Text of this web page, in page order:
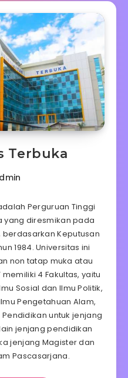
Terbuka
Perguruan Tinggi
yang diresmikan pada
Keputusan
1984. Universitas ini
non tatap muka atau
4 Fakultas, yaitu
Sosial dan Ilmu Politik,
Pengetahuan Alam,
untuk jenjang
jenjang pendidikan
jenjang Magister dan
Pascasarjana.